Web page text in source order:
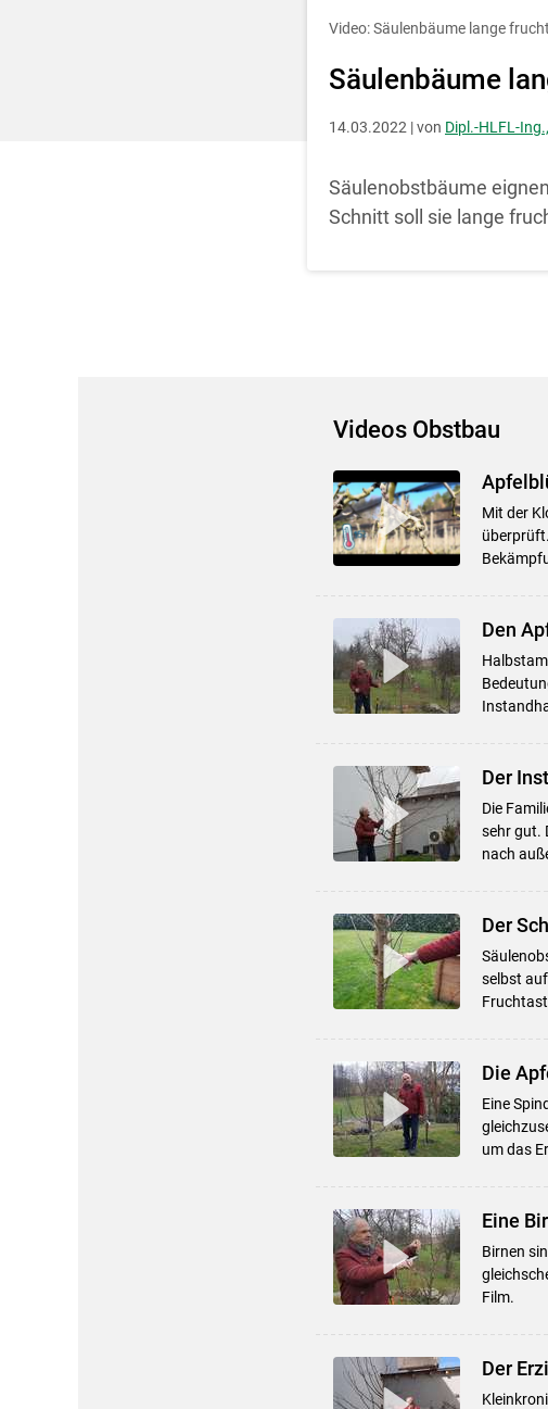
Video: Säulenbäume lange
Säulenbäume
14.03.2022 | von Dipl.-HLFL-
Säulenobstbäume
Schnitt soll sie lange
Videos Obstbau
Mit der
Den
Der
Die
sehr gut.
nach
Der
selbst
Die
Eine
um das
Eine
Birnen
Film.
Der